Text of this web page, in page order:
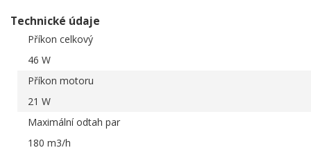
Technické údaje
Příkon celkový
46 W
Příkon motoru
21 W
Maximální odtah par
180 m3/h